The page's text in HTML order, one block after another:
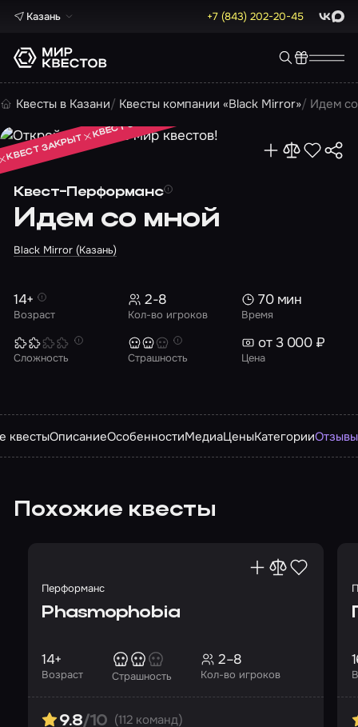
Казань +7 (843) 202-20-45 Max
Квесты в Казани Квесты компании «Black Mirror» Идем
Квест-Перформанс
Идем со мной
Black Mirror (Казань)
КВЕСТ ЗАКРЫТ
КВЕСТ ЗАКРЫТ
КВЕСТ ЗАКРЫТ
Возраст
14+
Кол-во игроков
2-8
Время
70 мин
Сложность Страшность Цена
от 3 000 ₽
квестыОписаниеОсобенностиМедиаЦеныКатегорииОтзывы
Похожие квесты
Перформанс
Phasmophobia
Возраст
14+
Страшность Кол-во игроков
2–8
9.8/10 (112 команд)